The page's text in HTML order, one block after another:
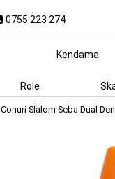
0755 223 274
Kendama
Role
Conuri Slalom Seba Dual